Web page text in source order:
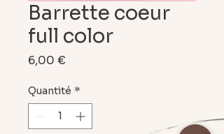
Barrette coeur
full color
6,00 €
Quantité *